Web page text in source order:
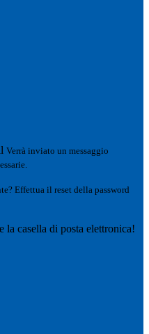
Verrà inviato un messaggio
Effettua il reset della password
casella di posta elettronica!